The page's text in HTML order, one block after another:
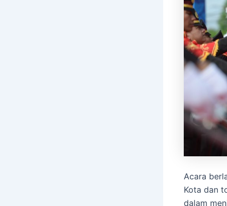
Acara
Kota dan
dalam